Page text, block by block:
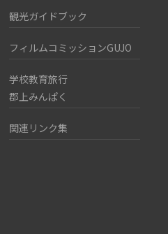
観光ガイドブック
フィルムコミッションGUJO
学校教育旅行
郡上みんぱく
関連リンク集